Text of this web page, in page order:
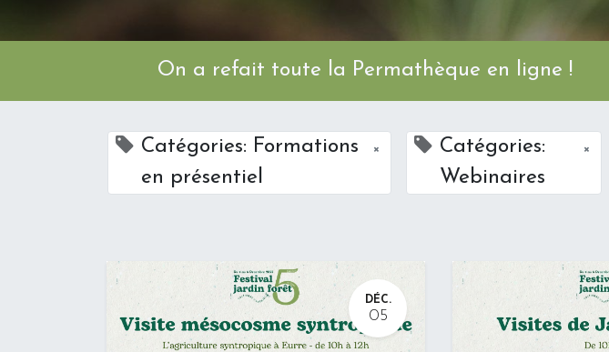
On a refait toute la Permathèque
Catégories: Formations
en présentiel
×
Catégories:
Webinaires
×
DÉC.
05